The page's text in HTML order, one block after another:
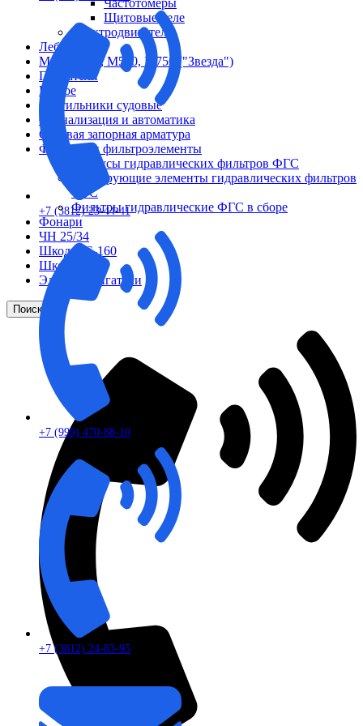
Частотомеры
Щитовые реле
Электродвигатели
Лебедка
М400 (401), М500, М756 ("Звезда")
Пускатели
Разное
Светильники судовые
Сигнализация и автоматика
Судовая запорная арматура
Фильтры и фильтроэлементы
Корпусы гидравлических фильтров ФГС
Фильтрующие элементы гидравлических фильтров
ФГС
Фильтры гидравлические ФГС в сборе
Фонари
ЧН 25/34
Шкода 6S-160
Шкода-275
Электродвигатели
Поиск
+7 (3812) 23-44-41
+7 (999) 470-88-10
+7 (3812) 24-83-95